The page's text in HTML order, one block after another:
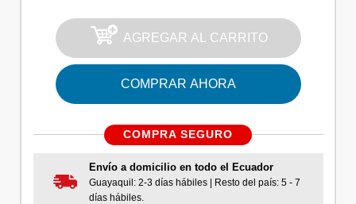
AGREGAR AL CARRITO
COMPRAR AHORA
COMPRA SEGURO
Envío a domicilio en todo el Ecuador
Guayaquil: 2-3 días hábiles | Resto del país: 5 - 7
días hábiles.